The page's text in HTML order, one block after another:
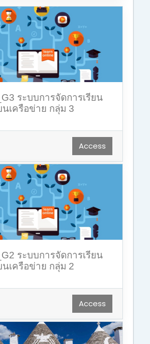
ระบบการจัดการเรียน
เครือข่าย กลุ่ม 3
Access
ระบบการจัดการเรียน
เครือข่าย กลุ่ม 2
Access